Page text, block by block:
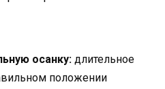
осанку: длительное
положении